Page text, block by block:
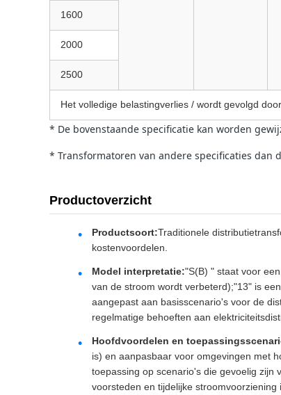
1600
2000
2500
Het volledige belastingverlies / wordt gevolgd
* De bovenstaande specificatie kan worden
* Transformatoren van andere specificaties dan
Productoverzicht
Productsoort:Traditionele
kostenvoordelen.
Model interpretatie:"S(B) " staat voor
van de stroom wordt verbeterd);"13" is
aangepast aan basisscenario's voor de
regelmatige behoeften aan
Hoofdvoordelen en
is) en aanpasbaar voor omgevingen met
toepassing op scenario's die gevoelig zijn
voorsteden en tijdelijke stroomvoorziening